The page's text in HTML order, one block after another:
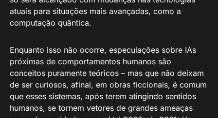
atuais para situações mais avançadas, como a
computação quântica.
Enquanto isso não ocorre, especulações sobre IAs
próximas de comportamentos humanos são
conceitos puramente teóricos – mas que não deixam
de ser curiosos, afinal, em obras ficcionais, é comum
que esses sistemas, após terem atingindo sentidos
humanos, se tornem vetores de grandes ameaças